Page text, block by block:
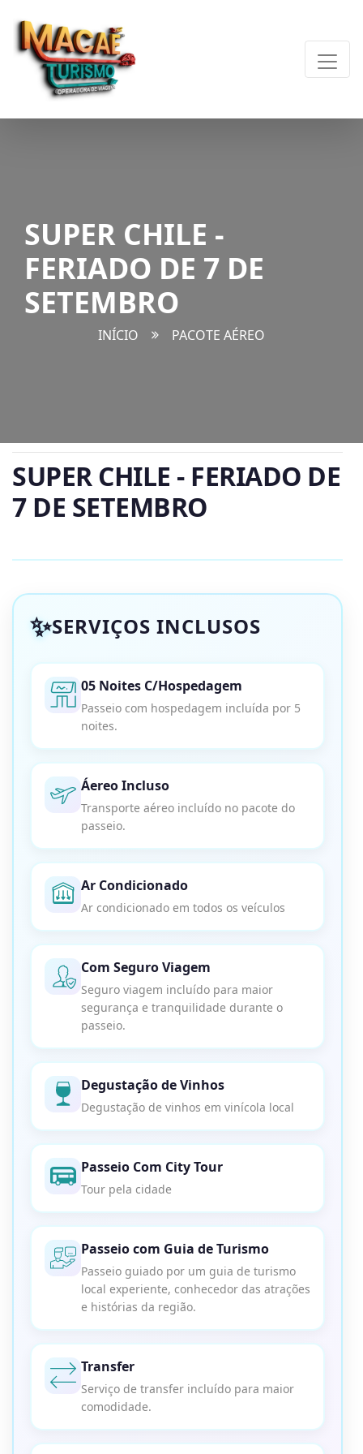
SUPER CHILE -
FERIADO DE 7 DE
SETEMBRO
INÍCIO PACOTE AÉREO
SUPER CHILE - FERIADO DE
7 DE SETEMBRO
SERVIÇOS INCLUSOS
05 Noites C/Hospedagem
Passeio com hospedagem incluída por 5
noites.
Áereo Incluso
Transporte aéreo incluído no pacote do
passeio.
Ar Condicionado
Ar condicionado em todos os veículos
Com Seguro Viagem
Seguro viagem incluído para maior
segurança e tranquilidade durante o
passeio.
Degustação de Vinhos
Degustação de vinhos em vinícola local
Passeio Com City Tour
Tour pela cidade
Passeio com Guia de Turismo
Passeio guiado por um guia de turismo
local experiente, conhecedor das atrações
e histórias da região.
Transfer
Serviço de transfer incluído para maior
comodidade.